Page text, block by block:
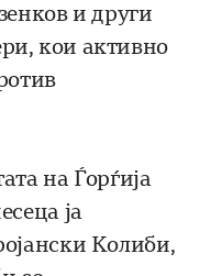
и други
кои активно
на Ѓорѓија
ја
Колиби,